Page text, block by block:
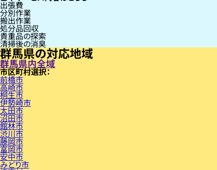
出張費
分別作業
搬出作業
処分品回収
貴重品の探索
清掃後の消臭
群馬県の対応地域
群馬県内全域
市区町村
前橋市
高崎市
桐生市
伊勢崎市
太田市
沼田市
館林市
渋川市
藤岡市
富岡市
安中市
みどり市